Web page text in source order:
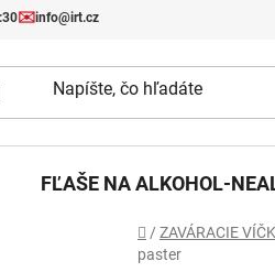
✉️info@irt.cz
FĽAŠE NA ALKOHOL-
Domov
/ ZAVÁRACIE
paster